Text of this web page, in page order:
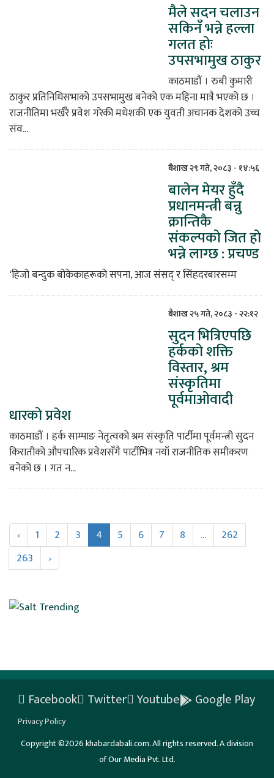
मैले सदन चलाउन
सकिनँ भन्ने हल्ला
गलत होः
उपसभामुख ठाकुर
काठमाडौं । रुबी कुमारी
ठाकुर प्रतिनिधिसभाको उपसभामुख बनेको एक महिना मात्रै भएको छ ।
राजनीतिमा भर्खरै प्रवेश गरेकी मधेशकी एक युवती अचानक देशको उच्च
संव...
बैशाख २९ गते, २०८३ - १४:५६
बालेन मेयर हुँदै
प्रधानमन्त्री बन्नु
क्रान्तिकै
संकल्पको जित हो
भन्ने लाग्छ : प्रचण्ड
‘हिजो बन्दुक बोकेकाहरूको सपना, आज संसद् र सिंहदरबारसम्म
बैशाख २५ गते, २०८३ - २२:१२
सुदन भित्रिएपछि
हर्कको शक्ति
विस्तार, श्रम
संस्कृतिमा
पूर्वमाओवादी
धारको प्रवेश
काठमाडौं । हर्क साम्पाङ नेतृत्वको श्रम संस्कृति पार्टीमा पूर्वमन्त्री सुदन
किरातीको औपचारिक प्रवेशसँगै पार्टीभित्र नयाँ राजनीतिक समीकरण
बनेको छ । गत न...
‹ 1 2 3 4 5 6 7 8 ...
262
263
›
Facebook Twitter Youtube Google Play
Privacy Policy
Copyright ©2026 khabardabali.com. All rights reserved. A division
of Our Media Pvt. Ltd.